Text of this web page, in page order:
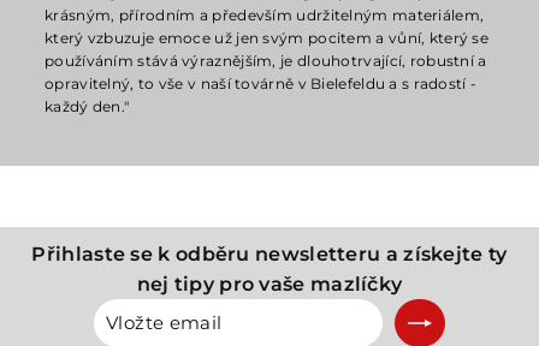
krásným, přírodním a především udržitelným materiálem,
který vzbuzuje emoce už jen svým pocitem a vůní, který se
používáním stává výraznějším, je dlouhotrvající, robustní a
opravitelný, to vše v naší továrně v Bielefeldu a s radostí -
každý den."
Přihlaste se k odběru newsletteru a získejte ty
nej tipy pro vaše mazlíčky
Vložte
email
Přihlásit
se